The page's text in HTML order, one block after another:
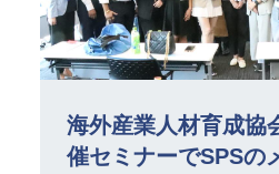
海外産業人材育成協
催セミナーでSPSの